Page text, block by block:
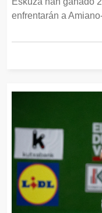
enfrentarán a